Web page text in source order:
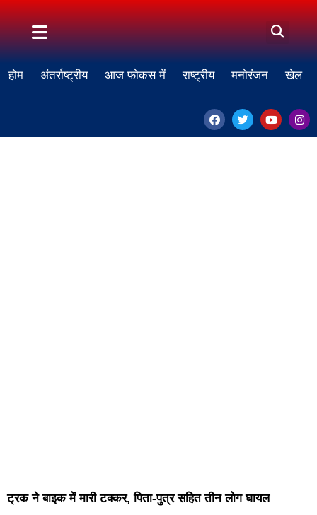
होम अंतर्राष्ट्रीय आज फोकस में राष्ट्रीय मनोरंजन खेल
ट्रक ने बाइक में मारी टक्कर, पिता-पुत्र सहित तीन लोग घायल